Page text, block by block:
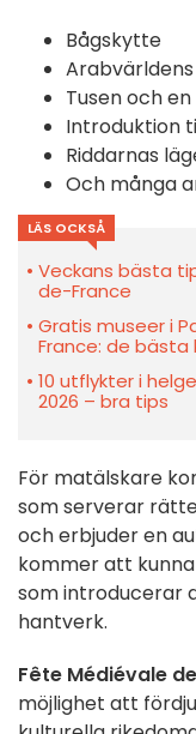
Bågskytte
Tusen och
Introduktion
Riddarnas
Och många
LÄS OCKSÅ
Veckans bästa
de-France
Gratis museer i
France: de bästa
10 utflykter i
2026 – bra tips
För matälskare
som serverar
och erbjuder en
kommer att
som introducerar
hantverk.
Fête Médiévale
möjlighet att